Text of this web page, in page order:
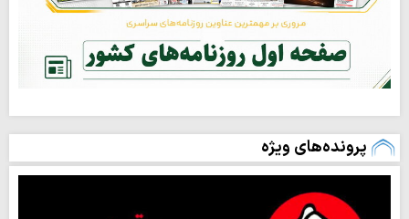
پرونده‌های ویژه